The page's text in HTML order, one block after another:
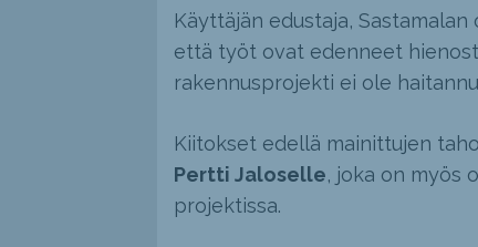
Käyttäjän edustaja,
että työt ovat edenneet
rakennusprojekti ei ole
Kiitokset edellä mainittujen
Pertti Jaloselle, joka on myös
projektissa.